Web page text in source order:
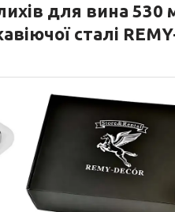
для вина 530
сталі